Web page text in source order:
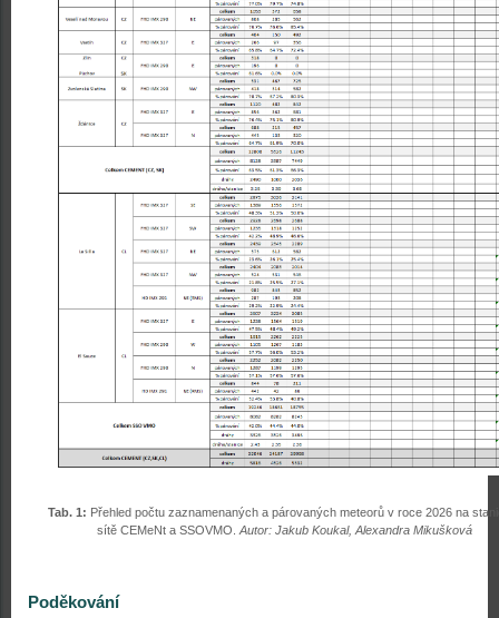
Tab. 1: Přehled počtu zaznamenaných a párovaných meteorů v roce 2026 na
sítě CEMeNt a SSOVMO. Autor: Jakub Koukal, Alexandra Mikušková
Poděkování